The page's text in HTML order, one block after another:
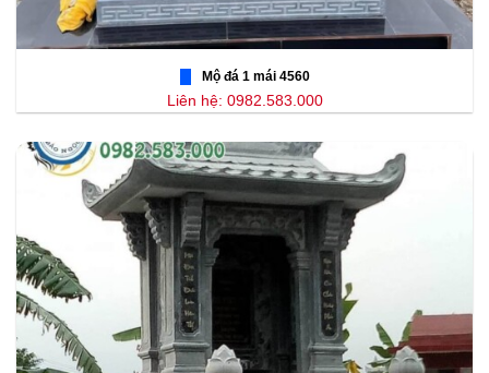
Mộ đá 1 mái 4560
Liên hệ: 0982.583.000